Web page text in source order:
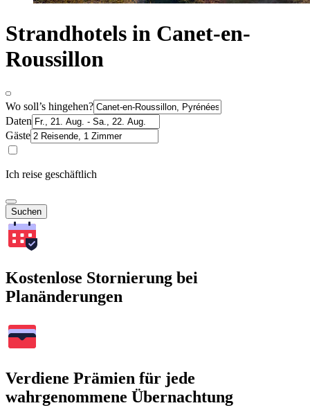
Strandhotels in Canet-en-
Roussillon
Wo soll’s hingehen?
Daten
Gäste
Ich reise geschäftlich
Suchen
Kostenlose Stornierung bei
Planänderungen
Verdiene Prämien für jede
wahrgenommene Übernachtung